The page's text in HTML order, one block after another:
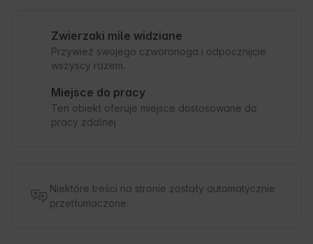
Zwierzaki mile widziane
Przywieź swojego czworonoga i odpocznijcie
wszyscy razem.
Miejsce do pracy
Ten obiekt oferuje miejsce dostosowane do
pracy zdalnej
Niektóre treści na stronie zostały automatycznie
przetłumaczone.